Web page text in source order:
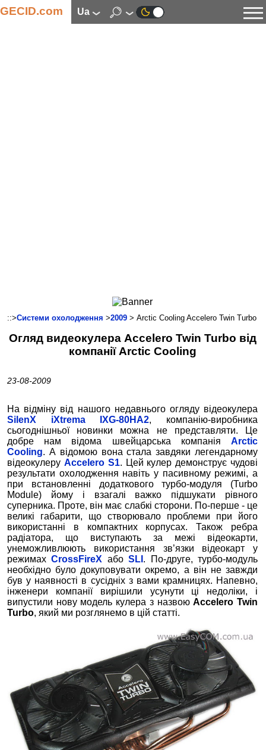
GECID.com ua
Смартфони
Комунікації
Автоелектроніка
::>Системи охолодження >2009 > Arctic Cooling Accelero Twin Turbo
Огляд видеокулера Accelero Twin Turbo від
компанії Arctic Cooling
23-08-2009
На відміну від нашого недавнього огляду відеокулера
SilenX iXtrema IXG-80HA2, компанію-виробника
сьогоднішньої новинки можна не представляти. Це
добре нам відома швейцарська компаніяArctic
Cooling. А відомою вона стала завдяки легендарному
відеокулеру Accelero S1. Цей кулер демонструє чудові
результати охолодження навіть у пасивному режимі, а
при встановленні додаткового турбо-модуля (Turbo
Module) йому і взагалі важко підшукати рівного
суперника. Проте, він має слабкі сторони. По-перше - це
великі габарити, що створювало проблеми при його
використанні в компактних корпусах. Також ребра
радіатора, що виступають за межі відеокарти,
унеможливлюють використання зв’язки відеокарт у
режимахCrossFireХ абоSLI . По-друге, турбо-модуль
необхідно було докуповувати окремо, а він не завжди
був у наявності в сусідніх з вами крамницях. Напевно,
інженери компанії вирішили усунути ці недоліки, і
випустили нову модель кулера з назвоюAccelero Twin
Turbo, який ми розглянемо в цій статті.